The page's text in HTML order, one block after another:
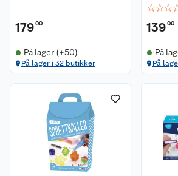
17900
På lager (+50)
På lager i 32 butikker
☆☆☆
13900
På
På